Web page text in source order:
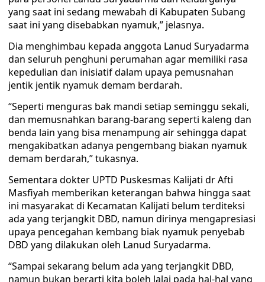
yang saat ini sedang mewabah di Kabupaten Subang
saat ini yang disebabkan nyamuk,” jelasnya.
Dia menghimbau kepada anggota Lanud Suryadarma
dan seluruh penghuni perumahan agar memiliki rasa
kepedulian dan inisiatif dalam upaya pemusnahan
jentik jentik nyamuk demam berdarah.
“Seperti menguras bak mandi setiap seminggu sekali,
dan memusnahkan barang-barang seperti kaleng dan
benda lain yang bisa menampung air sehingga dapat
mengakibatkan adanya pengembang biakan nyamuk
demam berdarah,” tukasnya.
Sementara dokter UPTD Puskesmas Kalijati dr Afti
Masfiyah memberikan keterangan bahwa hingga saat
ini masyarakat di Kecamatan Kalijati belum terditeksi
ada yang terjangkit DBD, namun dirinya mengapresiasi
upaya pencegahan kembang biak nyamuk penyebab
DBD yang dilakukan oleh Lanud Suryadarma.
“Sampai sekarang belum ada yang terjangkit DBD,
namun bukan berarti kita boleh lalai pada hal-hal yang